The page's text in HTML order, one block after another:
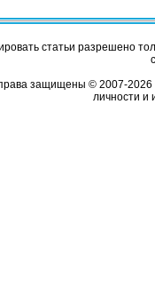
статьи разрешено
защищены © 2007-2026
личности и